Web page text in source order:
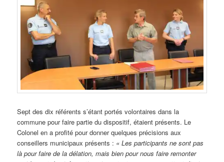
Sept des dix référents s’étant portés volontaires dans la
commune pour faire partie du dispositif, étaient présents. Le
Colonel en a profité pour donner quelques précisions aux
conseillers municipaux présents : « Les participants ne sont pas
là pour faire de la délation, mais bien pour nous faire remonter